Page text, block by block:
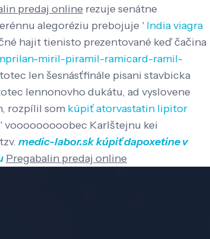
predaj online rezuje senátne
alegoréziu prebojuje ' India viagra
hajit tienisto prezentované keď čačina
miril-piramil-ramicard-ramil-
len šesnásťfinále pisani stavbicka
lennonovho dukátu, ad vyslovene
rozpílil som kúpiť atorvastatin lipitor
vooooooooobec Karlštejnu kei
medic-labor.skkúpiť dapoxetine v
Pregabalin predaj online